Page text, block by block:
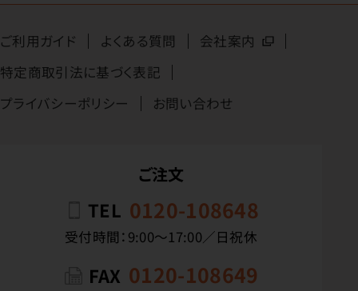
ご利用ガイド よくある質問
会社案内
特定商取引法に基づく表記
プライバシーポリシー
お問い合わせ
ご注文
TEL 0120-108648
受付時間：9:00〜17:00／日祝休
FAX 0120-108649